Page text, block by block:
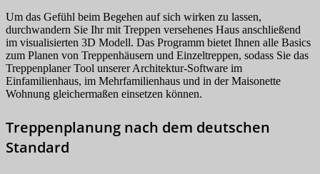
Um das Gefühl beim Begehen auf sich wirken zu lassen,
durchwandern Sie Ihr mit Treppen versehenes Haus anschließend
im visualisierten 3D Modell. Das Programm bietet Ihnen alle Basics
zum Planen von Treppenhäusern und Einzeltreppen, sodass Sie das
Treppenplaner Tool unserer Architektur-Software im
Einfamilienhaus, im Mehrfamilienhaus und in der Maisonette
Wohnung gleichermaßen einsetzen können.
Treppenplanung nach dem deutschen
Standard